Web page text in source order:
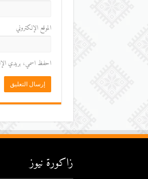
الموقع الإلكتروني
احفظ اسمي، بريدي
زاكورة نيوز